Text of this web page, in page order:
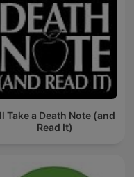
Take a Death Note (and
Read It)